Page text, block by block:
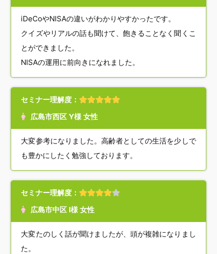
iDeCoやNISAの違いがわかりやすかったです。
クイズやリアルの話も聞けて、飽きることなく聞くこ
とができました。
NISAの運用に前向きになれました。
セミナー理解度：
広島市西区 Y様 女性
大変参考になりました。高齢者としての生活を少しで
も豊かにしたく勉強しております。
セミナー理解度：
広島市中区 I様 女性
大変たのしく話が聞けましたが、頭が複雑になりまし
た。